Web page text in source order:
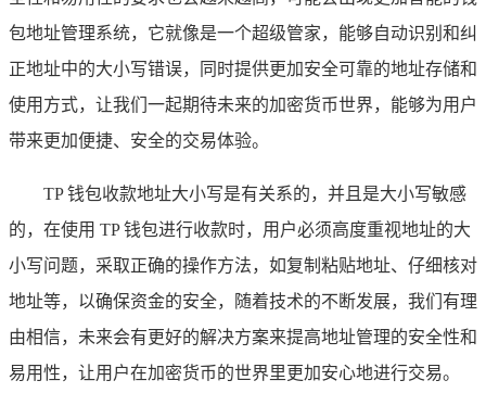
包地址管理系统，它就像是一个超级管家，能够自动识别和纠
正地址中的大小写错误，同时提供更加安全可靠的地址存储和
使用方式，让我们一起期待未来的加密货币世界，能够为用户
带来更加便捷、安全的交易体验。
TP 钱包收款地址大小写是有关系的，并且是大小写敏感
的，在使用 TP 钱包进行收款时，用户必须高度重视地址的大
小写问题，采取正确的操作方法，如复制粘贴地址、仔细核对
地址等，以确保资金的安全，随着技术的不断发展，我们有理
由相信，未来会有更好的解决方案来提高地址管理的安全性和
易用性，让用户在加密货币的世界里更加安心地进行交易。